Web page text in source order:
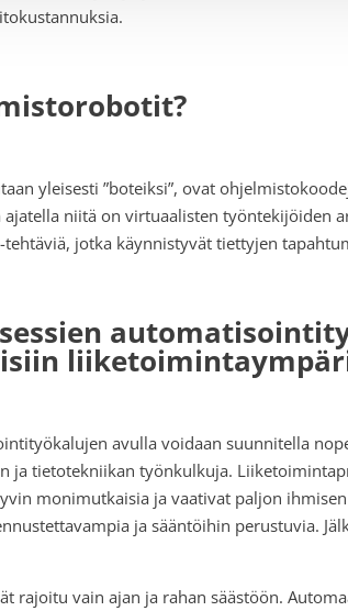
yleisesti ”boteiksi”, ovat
ajatella niitä on virtuaalisten työntekijöiden
jotka käynnistyvät tiettyjen
avulla voidaan suunnitella
ja tietotekniikan työnkulkuja.
monimutkaisia ja vaativat paljon
ja sääntöihin perustuvia.
rajoitu vain ajan ja rahan säästöön.